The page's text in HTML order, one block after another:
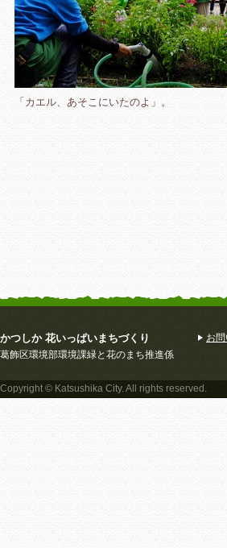
「カエル、あそこにいたのよ」。
かつしか 花いっぱいまちづくり
葛飾区環境部環境課緑と花のまち推進係
お
Copyright © Katsushika City. All rights reserved.